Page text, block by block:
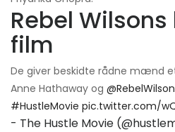
Rebel
film
De giver beskidte rådne mænd
Anne Hathaway og @RebelWilson
#HustleMovie pic.twitter.com/
- The Hustle Movie